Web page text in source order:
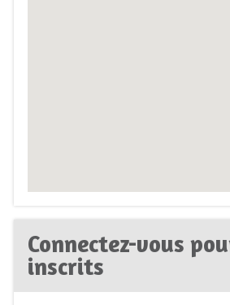
Connectez-vous
inscrits